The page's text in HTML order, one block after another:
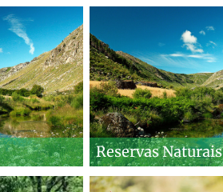
Reservas Naturais